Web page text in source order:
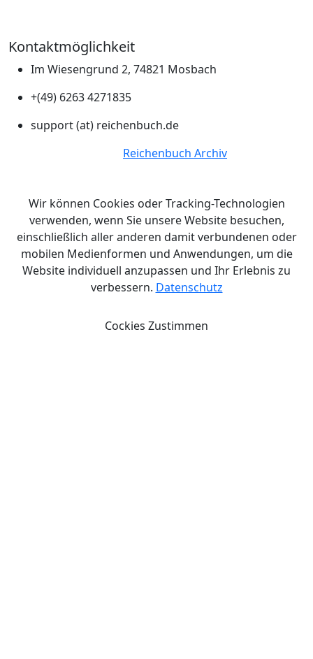
Kontaktmöglichkeit
Im Wiesengrund 2, 74821 Mosbach
+(49) 6263 4271835
support (at) reichenbuch.de
Reichenbuch Archiv
Wir können Cookies oder Tracking-Technologien
verwenden, wenn Sie unsere Website besuchen,
einschließlich aller anderen damit verbundenen oder
mobilen Medienformen und Anwendungen, um die
Website individuell anzupassen und Ihr Erlebnis zu
verbessern. Datenschutz
Cockies Zustimmen